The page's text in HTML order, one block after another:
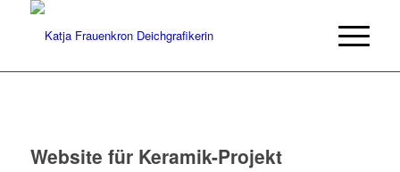
Website für Keramik-Projekt